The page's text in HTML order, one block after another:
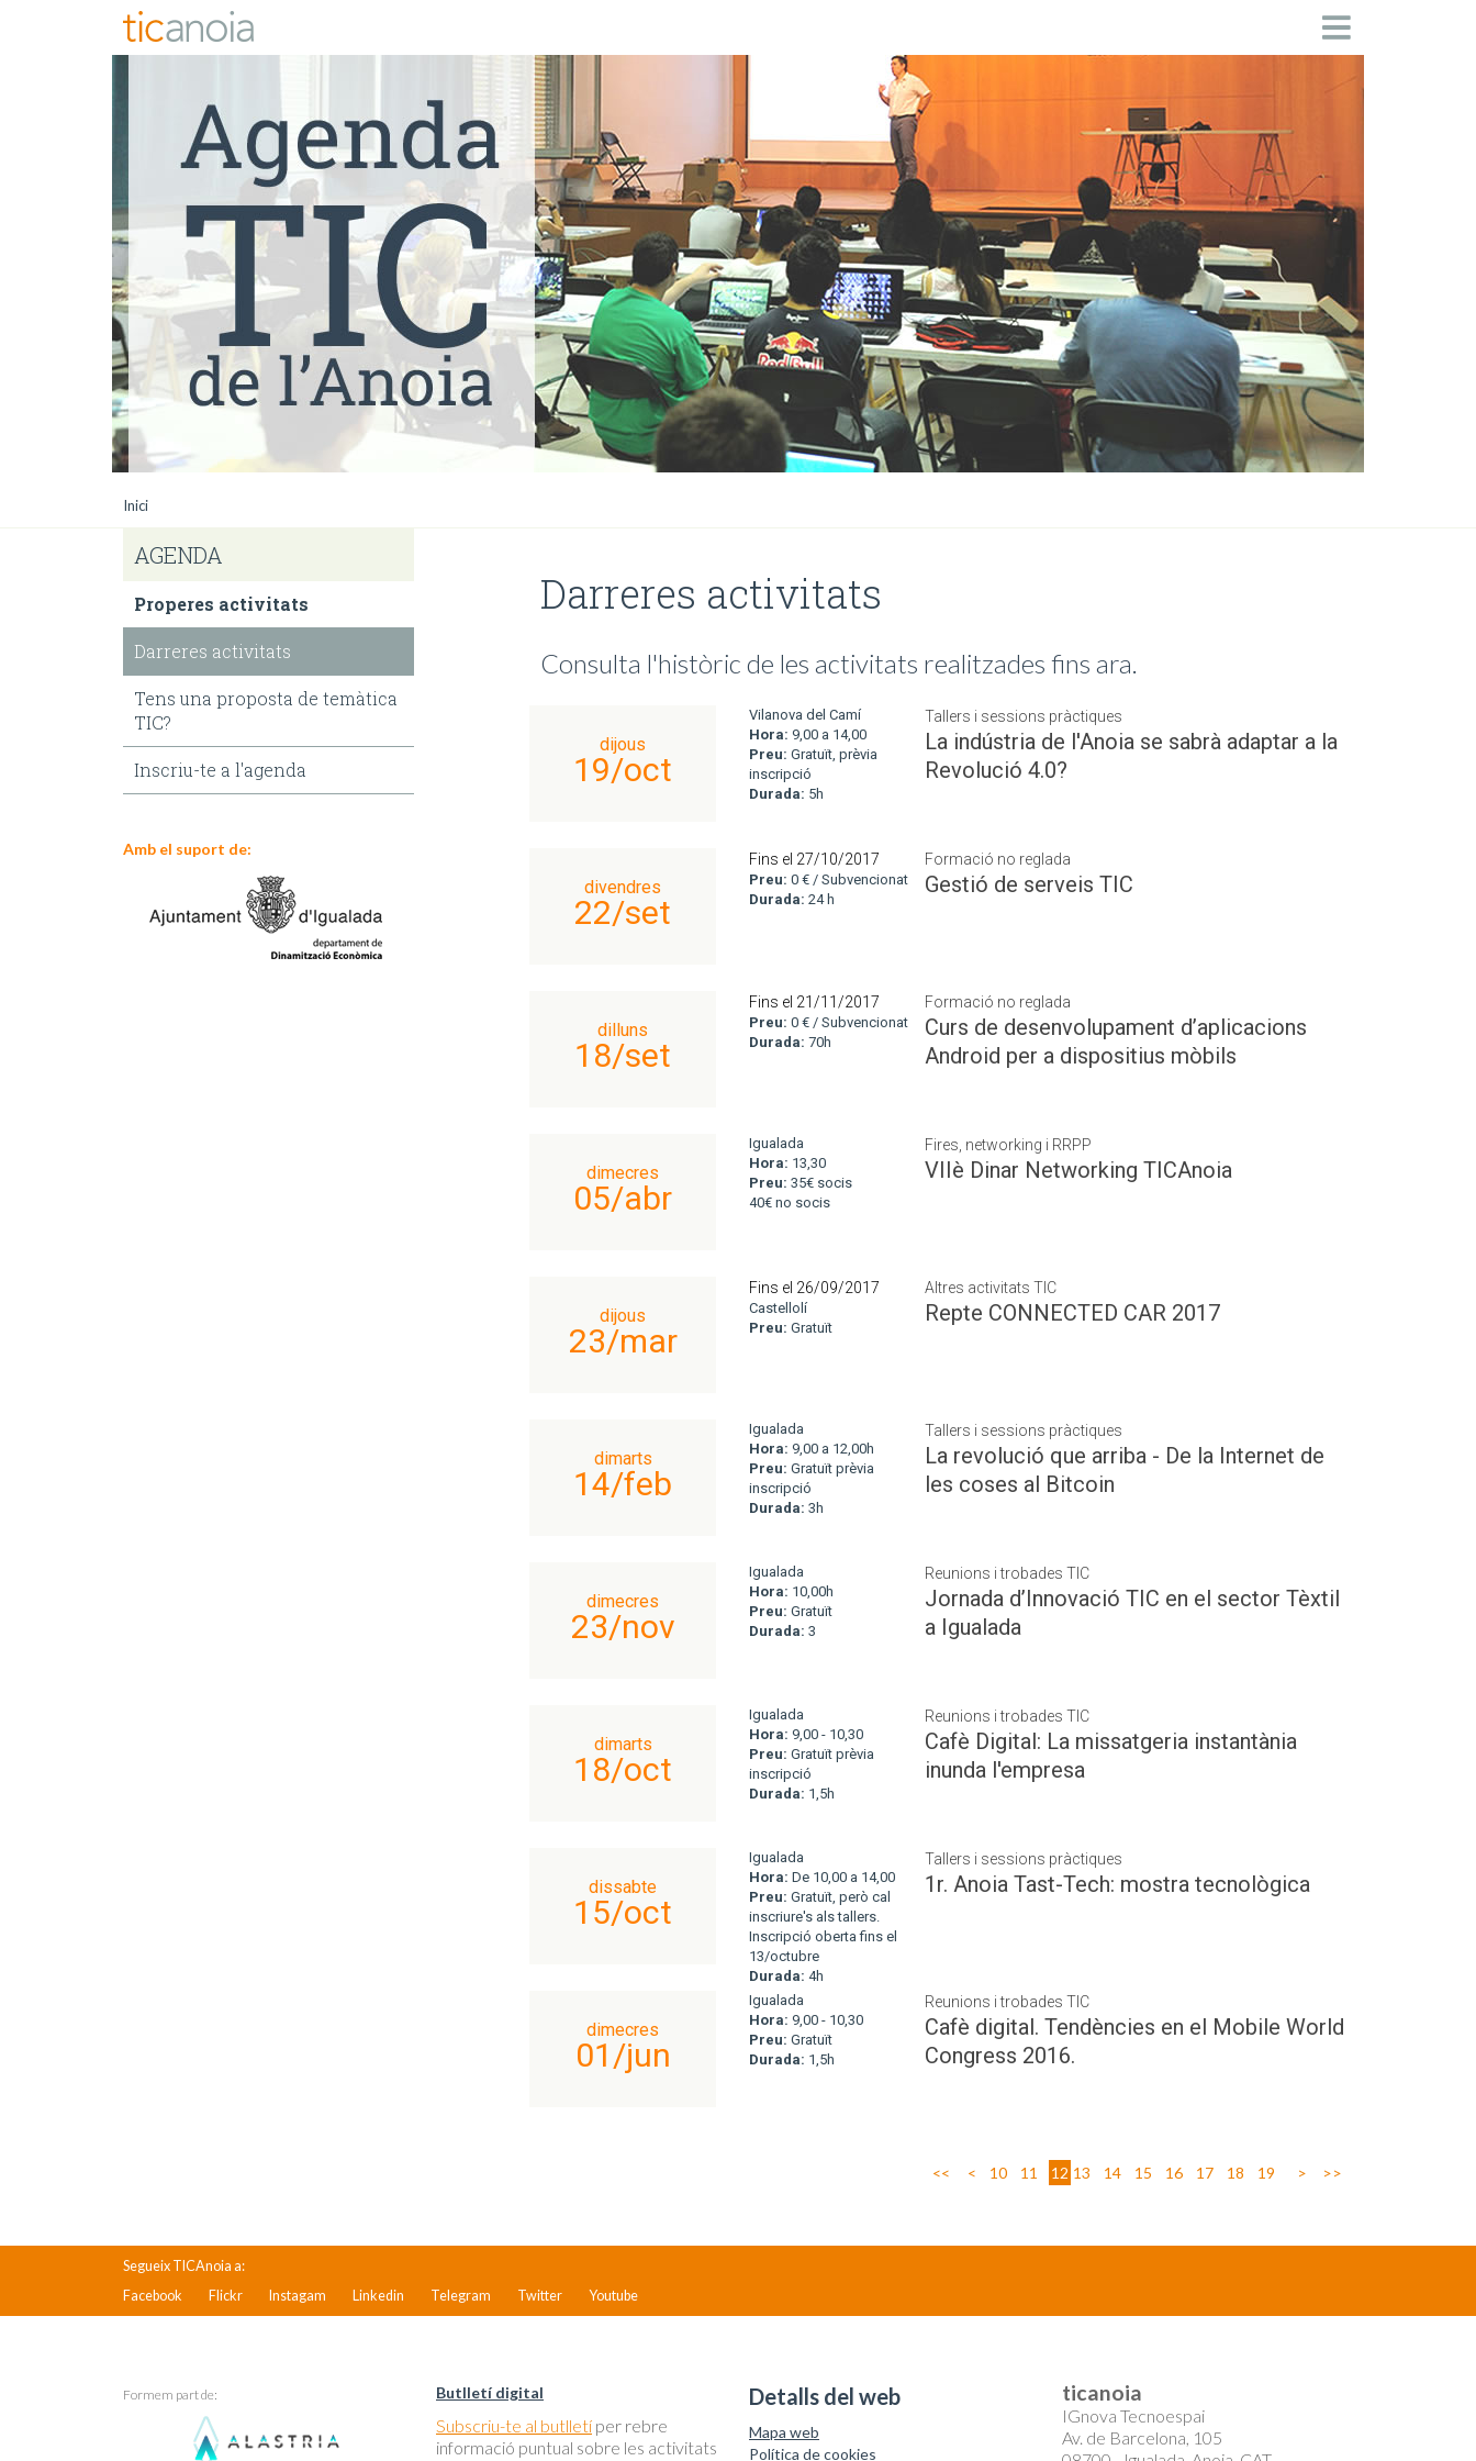
Inici
AGENDA
Properes activitats
Darreres activitats
Tens una proposta de temàtica
TIC?
Inscriu-te a l'agenda
Amb el suport de:
Darreres activitats
Consulta l'històric de les activitats realitzades fins ara.
dijous
19/oct
Vilanova del Camí
Hora: 9,00 a 14,00
Preu: Gratuït, prèvia
inscripció
Durada: 5h
Tallers i sessions pràctiques
La indústria de l'Anoia se sabrà adaptar a la
Revolució 4.0?
divendres
22/set
Fins el 27/10/2017
Preu: 0 € / Subvencionat
Durada: 24 h
Formació no reglada
Gestió de serveis TIC
dilluns
18/set
Fins el 21/11/2017
Preu: 0 € / Subvencionat
Durada: 70h
Formació no reglada
Curs de desenvolupament d’aplicacions
Android per a dispositius mòbils
dimecres
05/abr
Igualada
Hora: 13,30
Preu: 35€ socis
40€ no socis
Fires, networking i RRPP
VIIè Dinar Networking TICAnoia
dijous
23/mar
Fins el 26/09/2017
Castellolí
Preu: Gratuït
Altres activitats TIC
Repte CONNECTED CAR 2017
dimarts
14/feb
Igualada
Hora: 9,00 a 12,00h
Preu: Gratuït prèvia
inscripció
Durada: 3h
Tallers i sessions pràctiques
La revolució que arriba - De la Internet de
les coses al Bitcoin
dimecres
23/nov
Igualada
Hora: 10,00h
Preu: Gratuït
Durada: 3
Reunions i trobades TIC
Jornada d’Innovació TIC en el sector Tèxtil
a Igualada
dimarts
18/oct
Igualada
Hora: 9,00 - 10,30
Preu: Gratuït prèvia
inscripció
Durada: 1,5h
Reunions i trobades TIC
Cafè Digital: La missatgeria instantània
inunda l'empresa
dissabte
15/oct
Igualada
Hora: De 10,00 a 14,00
Preu: Gratuït, però cal
inscriure's als tallers.
Inscripció oberta fins el
13/octubre
Durada: 4h
Tallers i sessions pràctiques
1r. Anoia Tast-Tech: mostra tecnològica
dimecres
01/jun
Igualada
Hora: 9,00 - 10,30
Preu: Gratuït
Durada: 1,5h
Reunions i trobades TIC
Cafè digital. Tendències en el Mobile World
Congress 2016.
<< < 10 11 12 13 14 15 16 17 18 19 > >>
Segueix TICAnoia a:
Facebook
Flickr Instagam Linkedin Telegram Twitter Youtube
Formem part de: Butlletí digital
Subscriu-te al butlletí per rebre
informació puntual sobre les activitats
Detalls del web
Mapa web
Política de cookies
ticanoia
IGnova Tecnoespai
Av. de Barcelona, 105